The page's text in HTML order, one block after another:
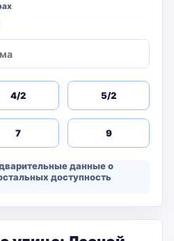
4/2 5/2
7 9
данные о
доступность